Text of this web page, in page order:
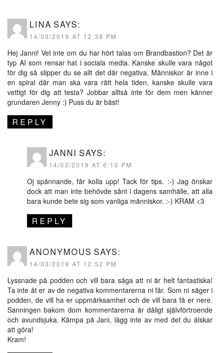
LINA SAYS:
14/03/2019 AT 12:38 PM
Hej Janni! Vet inte om du har hört talas om Brandbastion? Det är
typ AI som rensar hat i sociala media. Kanske skulle vara något
för dig så slipper du se allt det där negativa. Människor är inne i
en spiral där man ska vara rätt hela tiden, kanske skulle vara
vettigt för dig att testa? Jobbar alltså inte för dem men känner
grundaren Jenny :) Puss du är bäst!
REPLY
JANNI SAYS:
14/03/2019 AT 6:10 PM
Oj spännande, får kolla upp! Tack för tips. :-) Jag önskar
dock att man inte behövde sånt i dagens samhälle, att alla
bara kunde bete sig som vanliga människor. :-) KRAM <3
REPLY
ANONYMOUS SAYS:
14/03/2019 AT 12:52 PM
Lyssnade på podden och vill bara säga att ni är helt fantastiska!
Ta inte åt er av de negativa kommentarerna ni får. Som ni säger i
podden, de vill ha er uppmärksamhet och de vill bara få er nere.
Sanningen bakom dom kommentarerna är dåligt självförtroende
och avundsjuka. Kämpa på Jani, lägg inte av med det du älskar
att göra!
Kram!